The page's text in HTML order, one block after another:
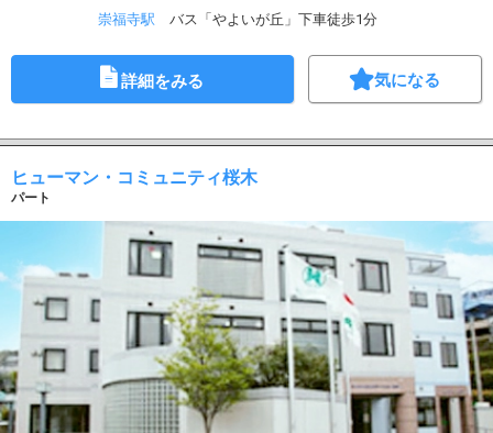
崇福寺駅 バス「やよいが丘」下車徒歩1分
詳細をみる 気になる
ヒューマン・コミュニティ桜木
パート